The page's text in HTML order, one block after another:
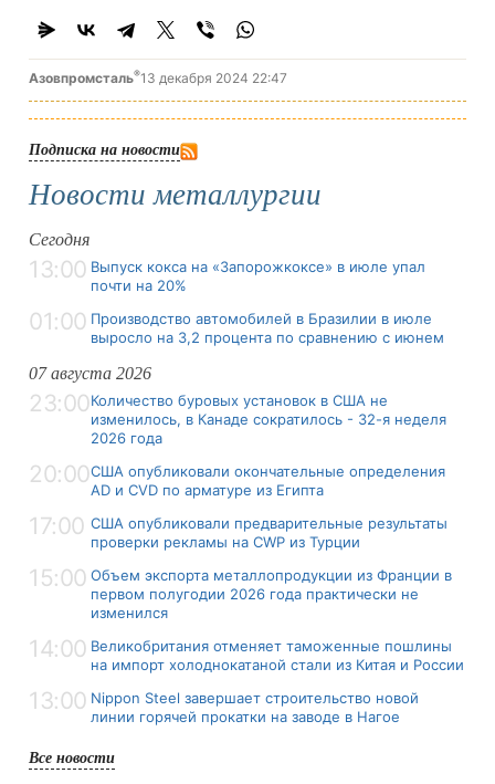
Азовпромсталь®13 декабря 2024 22:47
Подписка на новости
Новости металлургии
Сегодня
13:00 Выпуск кокса на «Запорожкоксе» в июле упал
почти на 20%
01:00 Производство автомобилей в Бразилии в июле
выросло на 3,2 процента по сравнению с июнем
07 августа 2026
23:00Количество буровых установок в США не
изменилось, в Канаде сократилось - 32-я неделя
2026 года
20:00США опубликовали окончательные определения
AD и CVD по арматуре из Египта
17:00 США опубликовали предварительные результаты
проверки рекламы на CWP из Турции
15:00 Объем экспорта металлопродукции из Франции в
первом полугодии 2026 года практически не
изменился
14:00 Великобритания отменяет таможенные пошлины
на импорт холоднокатаной стали из Китая и России
13:00 Nippon Steel завершает строительство новой
линии горячей прокатки на заводе в Нагое
Все новости